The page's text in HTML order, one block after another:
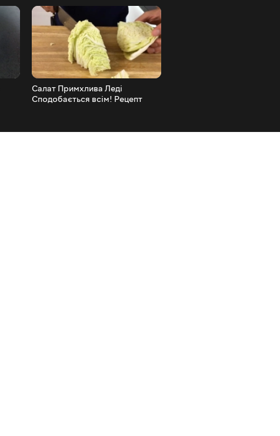
Салат Примхлива Леді
Сподобається всім! Рецепт